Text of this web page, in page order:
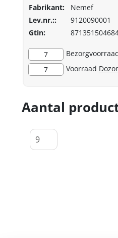
Fabrikant:
Nemef
Lev.nr.::
9120090001
Gtin:
7
7
Voorraad
Aantal